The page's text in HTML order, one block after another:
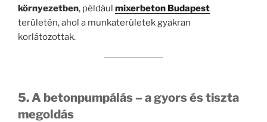
környezetben, például mixerbeton Budapest
területén, ahol a munkaterületek gyakran
korlátozottak.
5. A betonpumpálás – a gyors és tiszta
megoldás